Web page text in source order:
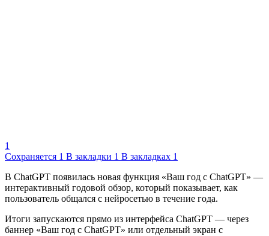
1
Сохраняется 1 В закладки 1 В закладках 1
В ChatGPT появилась новая функция «Ваш год с ChatGPT» —
интерактивный годовой обзор, который показывает, как
пользователь общался с нейросетью в течение года.
Итоги запускаются прямо из интерфейса ChatGPT — через
баннер «Ваш год с ChatGPT» или отдельный экран с